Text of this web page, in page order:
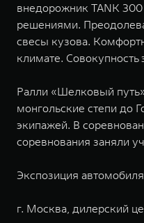
внедорожник TANK
решениями.
свесы кузова.
климате.
Ралли «Шелковый
монгольские степи до
экипажей. В
соревнования заняли
Экспозиция
г. Москва, дилерский